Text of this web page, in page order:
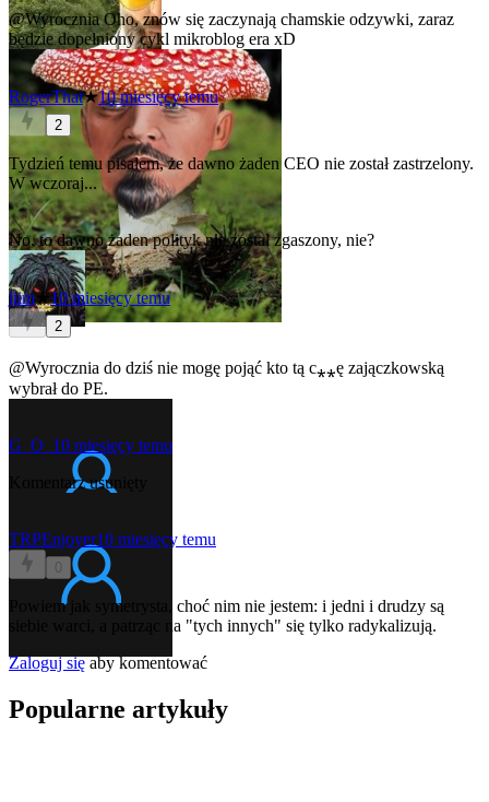
@WyroczniaOho, znów się zaczynają chamskie odzywki, zaraz
będzie dopełniony cykl mikroblog era xD
RogerThat★10 miesięcy temu
2
Tydzień temu pisałem, że dawno żaden CEO nie został zastrzelony.
W wczoraj...
No, to dawno żaden polityk nie został zgaszony, nie?
jiim★10 miesięcy temu
2
@Wyrocznia do dziś nie mogę pojąć kto tą c⁎⁎ę zajączkowską
wybrał do PE.
G_O_ 10 miesięcy temu
Komentarz usunięty
TRPEnjoyer10 miesięcy temu
0
Powiem jak symetrysta, choć nim nie jestem: i jedni i drudzy są
siebie warci, a patrząc na "tych innych" się tylko radykalizują.
Zaloguj sięaby komentować
Popularne artykuły